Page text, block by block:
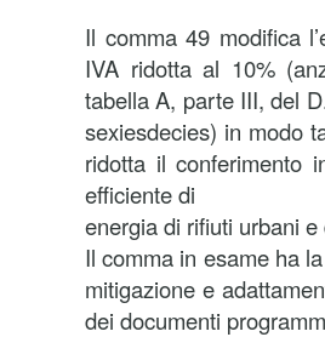
Il comma 49 modifica
IVA ridotta al 10%
tabella A, parte III, del
sexiesdecies) in modo
ridotta il conferimento
efficiente di
energia di rifiuti urbani
Il comma in esame ha
mitigazione e
dei documenti